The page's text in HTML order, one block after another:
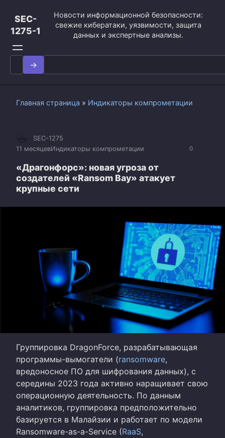
контенту
SEC-
1275-1
Новости информационной безопасности:
свежие кибератаки, уязвимости, защита
данных и экспертные анализы.
Search
for:
Главная страница » Индикаторы компрометации
0
SEC-1275
11 месяцевИндикаторы компрометации
«Драгонфорс»: новая угроза от
создателей «Ransom Bay» атакует
крупные сети
Группировка DragonForce, разрабатывающая
программы-вымогатели (ransomware,
вредоносное ПО для шифрования данных), с
середины 2023 года активно наращивает свою
операционную деятельность. По данным
аналитиков, группировка предположительно
базируется в Малайзии и работает по модели
Ransomware-as-a-Service (RaaS,